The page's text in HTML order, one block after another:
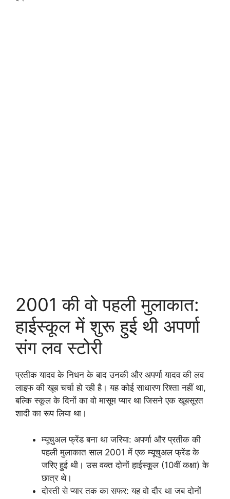
2001 की वो पहली मुलाकात:
हाईस्कूल में शुरू हुई थी अपर्णा
संग लव स्टोरी
प्रतीक यादव के निधन के बाद उनकी और अपर्णा यादव की लव
लाइफ की खूब चर्चा हो रही है। यह कोई साधारण रिश्ता नहीं था,
बल्कि स्कूल के दिनों का वो मासूम प्यार था जिसने एक खूबसूरत
शादी का रूप लिया था।
म्यूचुअल फ्रेंड बना था जरिया: अपर्णा और प्रतीक की
पहली मुलाकात साल 2001 में एक म्यूचुअल फ्रेंड के
जरिए हुई थी। उस वक्त दोनों हाईस्कूल (10वीं कक्षा) के
छात्र थे।
दोस्ती से प्यार तक का सफर: यह वो दौर था जब दोनों